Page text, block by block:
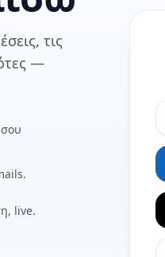
τις
—
live.